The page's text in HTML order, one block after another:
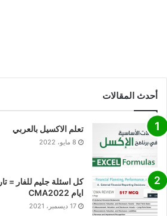
أحدث المقالات
تعلم الاكسيل بالعربي
8 مايو، 2022
ايام CMA2022
17 ديسمبر، 2021